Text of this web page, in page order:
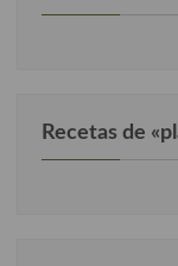
Recetas de